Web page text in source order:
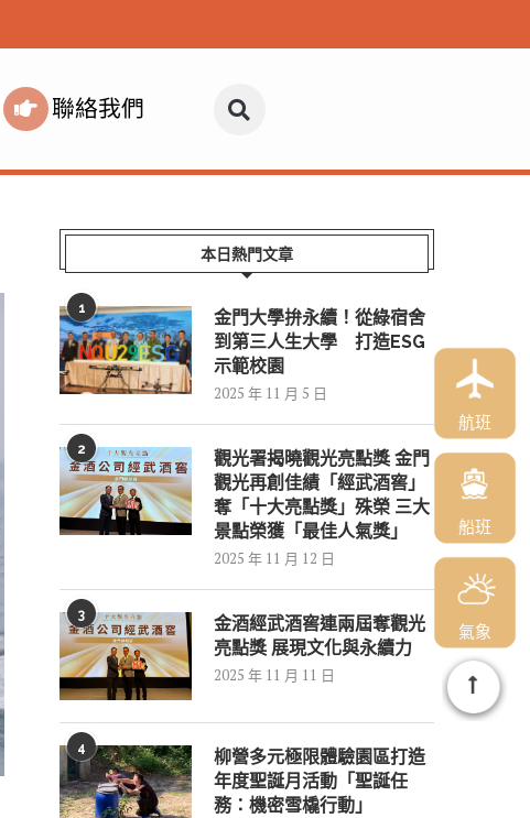
聯絡我們
本日熱門文章
1
金門大學拚永續！從綠宿舍
到第三人生大學 打造ESG
示範校園
2025 年 11 月 5 日
2
觀光署揭曉觀光亮點獎 金門
觀光再創佳績「經武酒窖」
奪「十大亮點獎」殊榮 三大
景點榮獲「最佳人氣獎」
2025 年 11 月 12 日
3
金酒經武酒窖連兩屆奪觀光
亮點獎 展現文化與永續力
2025 年 11 月 11 日
4
柳營多元極限體驗園區打造
年度聖誕月活動「聖誕任
務：機密雪橇行動」
航班
船班
氣象